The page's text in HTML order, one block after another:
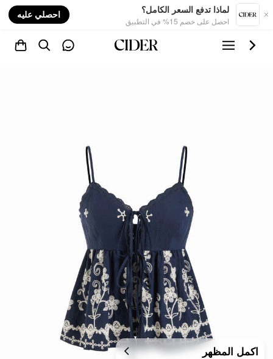
لماذا تدفع السعر الكامل؟
احصل على خصم 15% في التطبيق
احصلي عليه
اكمل المظهر